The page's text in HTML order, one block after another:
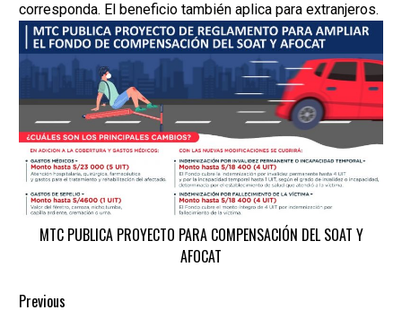
corresponda. El beneficio también aplica para extranjeros.
MTC PUBLICA PROYECTO PARA COMPENSACIÓN DEL SOAT Y
AFOCAT
Previous